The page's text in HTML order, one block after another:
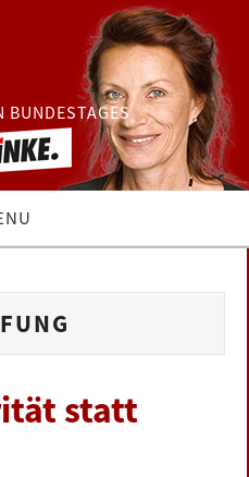
BUNDESTAGES
statt